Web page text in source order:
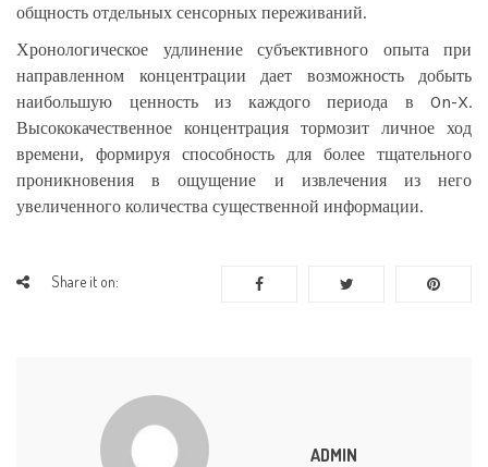
общность отдельных сенсорных переживаний.
Хронологическое удлинение субъективного опыта при
направленном концентрации дает возможность добыть
наибольшую ценность из каждого периода в On-X.
Высококачественное концентрация тормозит личное ход
времени, формируя способность для более тщательного
проникновения в ощущение и извлечения из него
увеличенного количества существенной информации.
Share it on:
ADMIN